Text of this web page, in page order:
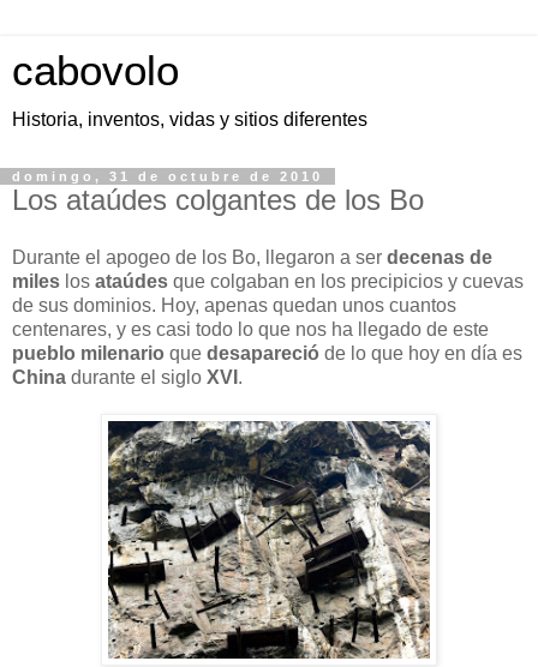
cabovolo
Historia, inventos, vidas y sitios diferentes
domingo, 31 de octubre de 2010
Los ataúdes colgantes de los Bo
Durante el apogeo de los Bo, llegaron a ser decenas de
miles los ataúdes que colgaban en los precipicios y cuevas
de sus dominios. Hoy, apenas quedan unos cuantos
centenares, y es casi todo lo que nos ha llegado de este
pueblo milenario que desapareció de lo que hoy en día es
China durante el siglo XVI .